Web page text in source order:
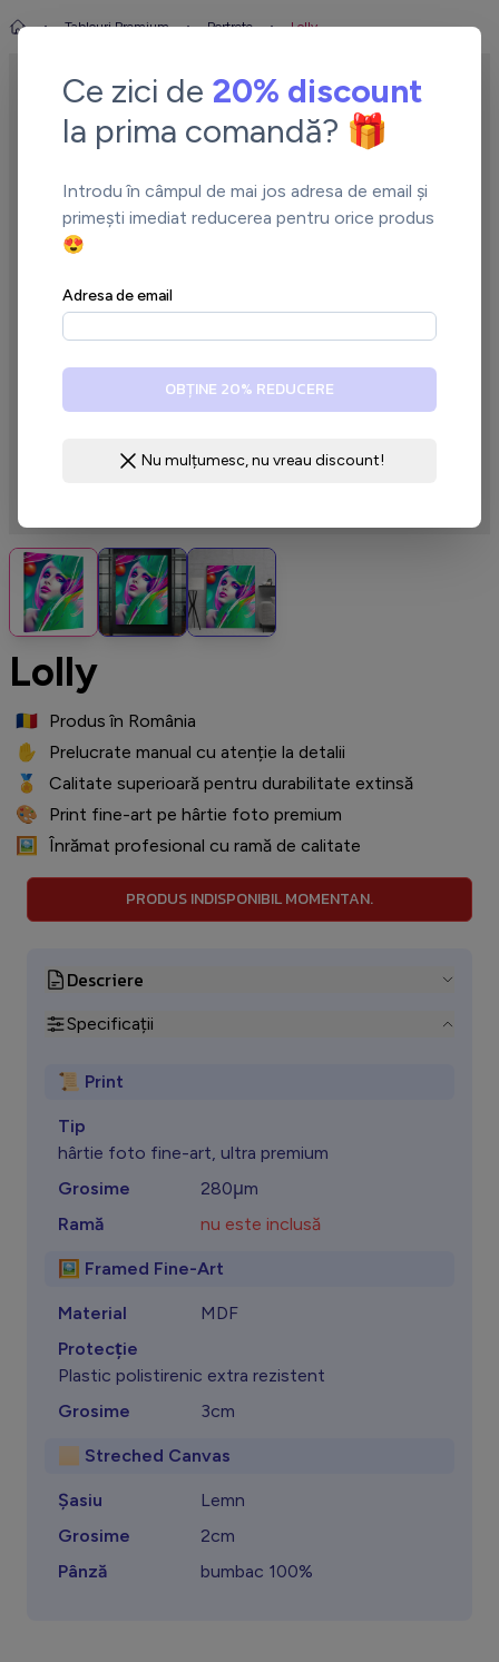
Tablouri Premium Portrete Lolly
Lolly
🇷🇴
️ Produs în România
✋
️ Prelucrate manual cu atenție la detalii
🏅
️ Calitate superioară pentru durabilitate extinsă
🎨
️ Print fine-art pe hârtie foto premium
🖼️
️ Înrămat profesional cu ramă de calitate
PRODUS INDISPONIBIL MOMENTAN.
Descriere
Specificații
📜 Print
Tip
hârtie foto fine-art, ultra premium
Grosime
280μm
Ramă
nu este inclusă
🖼️ Framed Fine-Art
Material
MDF
Protecţie
Plastic polistirenic extra rezistent
Grosime
3cm
🏻 Streched Canvas
Șasiu
Lemn
Grosime
2cm
Pânză
bumbac 100%
Ce zici de 20% discount
la prima comandă? 🎁
Introdu în câmpul de mai jos adresa de email și
primești imediat reducerea pentru orice produs
😍
Adresa de email
OBȚINE 20% REDUCERE
Nu mulțumesc, nu vreau discount!